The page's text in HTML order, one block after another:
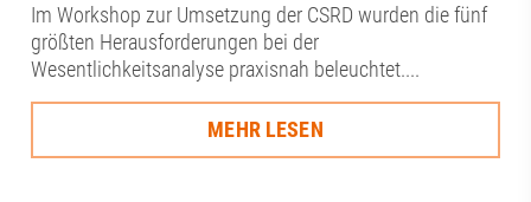
Im Workshop zur Umsetzung der CSRD wurden die fünf
größten Herausforderungen bei der
Wesentlichkeitsanalyse praxisnah beleuchtet....
MEHR LESEN